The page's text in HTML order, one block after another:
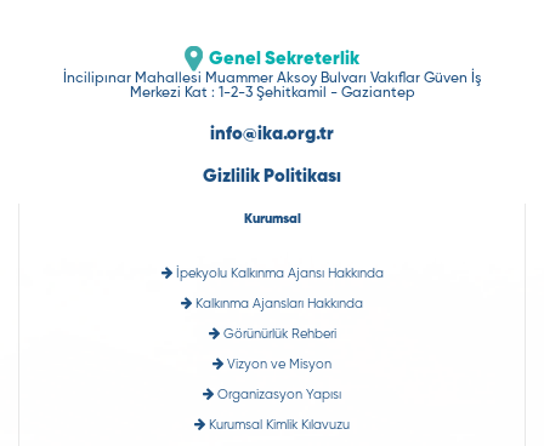
Genel Sekreterlik
İncilipınar Mahallesi Muammer Aksoy Bulvarı Vakıflar Güven İş
Merkezi Kat : 1-2-3 Şehitkamil - Gaziantep
info@ika.org.tr
Gizlilik Politikası
Kurumsal
İpekyolu Kalkınma Ajansı Hakkında
Kalkınma Ajansları Hakkında
Görünürlük Rehberi
Vizyon ve Misyon
Organizasyon Yapısı
Kurumsal Kimlik Kılavuzu